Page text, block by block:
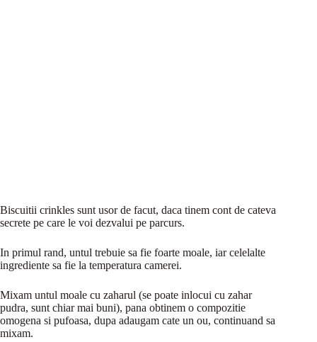
Biscuitii crinkles sunt usor de facut, daca tinem cont de cateva
secrete pe care le voi dezvalui pe parcurs.
In primul rand, untul trebuie sa fie foarte moale, iar celelalte
ingrediente sa fie la temperatura camerei.
Mixam untul moale cu zaharul (se poate inlocui cu zahar
pudra, sunt chiar mai buni), pana obtinem o compozitie
omogena si pufoasa, dupa adaugam cate un ou, continuand sa
mixam.